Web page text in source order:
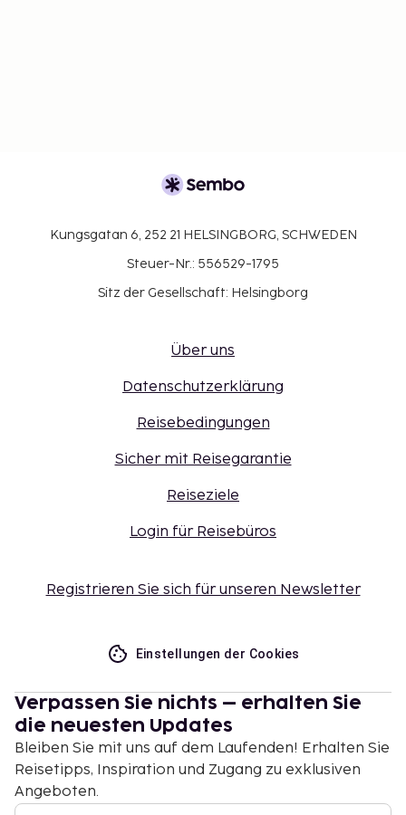
Kungsgatan 6, 252 21 HELSINGBORG, SCHWEDEN
Steuer-Nr.: 556529-1795
Sitz der Gesellschaft: Helsingborg
Über uns
Datenschutzerklärung
Reisebedingungen
Sicher mit Reisegarantie
Reiseziele
Login für Reisebüros
Registrieren Sie sich für unseren Newsletter
Einstellungen der Cookies
Verpassen Sie nichts – erhalten Sie
die neuesten Updates
Bleiben Sie mit uns auf dem Laufenden! Erhalten Sie
Reisetipps, Inspiration und Zugang zu exklusiven
Angeboten.